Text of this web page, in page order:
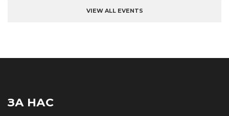
VIEW ALL EVENTS
ЗА НАС